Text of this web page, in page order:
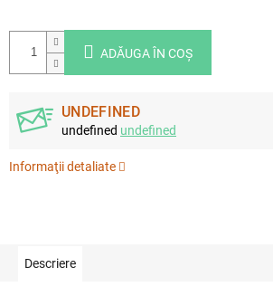
ADĂUGA ÎN COŞ
UNDEFINED
undefined undefined
Informaţii detaliate
Descriere